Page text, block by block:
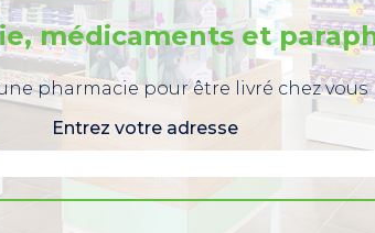
médicaments et
pharmacie pour être livré chez vous
Entrez votre adresse